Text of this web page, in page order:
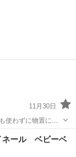
11月30日
使わずに物置にお
セットで送りま
ール ベビーベ